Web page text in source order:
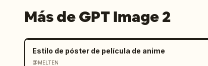
Más de GPT Image 2
Estilo de póster de película de anime
@MELTEN